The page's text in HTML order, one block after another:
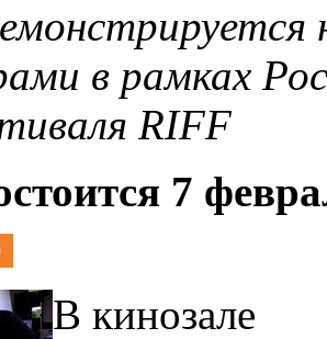
в рамках
RIFF
7
В кинозале